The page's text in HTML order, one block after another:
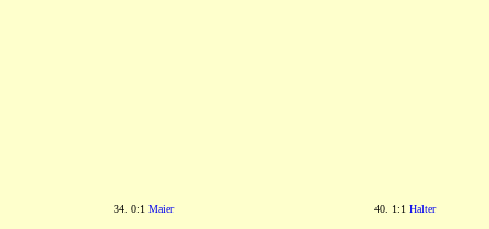
34. 0:1 Maier 40. 1:1 Halter